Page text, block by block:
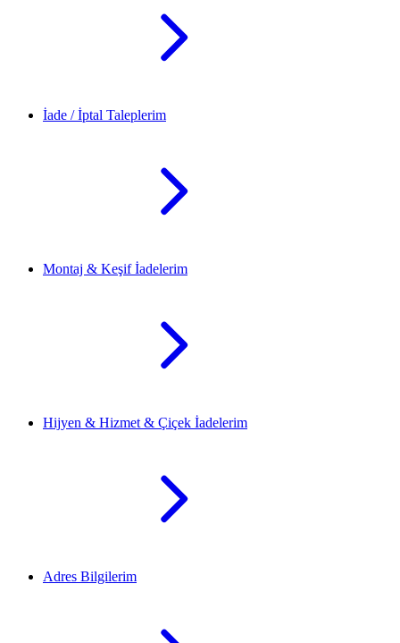
İade / İptal Taleplerim
Montaj & Keşif İadelerim
Hijyen & Hizmet & Çiçek İadelerim
Adres Bilgilerim